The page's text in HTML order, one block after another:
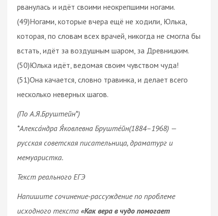
рванулась и идёт своими неокрепшими ногами.
(49)Ногами, которые вчера ещё не ходили, Юлька,
которая, по словам всех врачей, никогда не смогла бы
встать, идёт за воздушным шаром, за Древницким.
(50)Юлька идёт, ведомая своим чувством чуда!
(51)Она качается, словно травинка, и делает всего
несколько неверных шагов.
(По А.Я.Бруштейн*)
*Алекса́ндра Я́ковлевна Бруште́йн(1884–1968) —
русская советская писательница, драматург и
мемуаристка.
Текст реального ЕГЭ
Напишите сочинение-рассуждение по проблеме
исходного текста «Как вера в чудо помогает